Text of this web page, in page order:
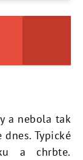
a nebola tak
Typické
a chrbte.